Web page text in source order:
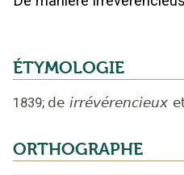
ÉTYMOLOGIE
1839; de irrévérencieux
ORTHOGRAPHE